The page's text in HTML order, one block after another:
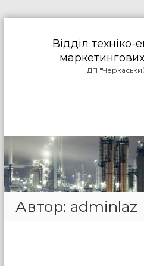
в
і
с
т
Відділ техніко-
ДП
Автор: adminlaz